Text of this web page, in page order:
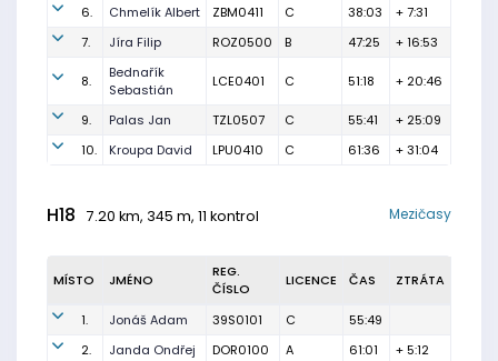
6.
Chmelík Albert ZBM0411 C 38:03
+ 7:31
7.
Jíra Filip ROZ0500 B 47:25 + 16:53
8.
Bednařík
Sebastián
LCE0401 C 51:18 + 20:46
9. Palas Jan TZL0507 C 55:41
+ 25:09
10.
Kroupa David LPU0410 C 61:36 + 31:04
H18 7.20 km, 345 m, 11 kontrol Mezičasy
MÍSTO JMÉNO
REG.
ČÍSLO
LICENCE ČAS ZTRÁTA
1. Jonáš Adam 39S0101 C
55:49
2.
Janda Ondřej DOR0100 A 61:01 + 5:12